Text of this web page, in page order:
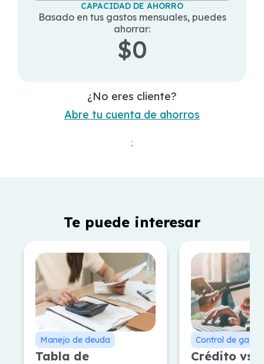
CAPACIDAD DE AHORRO
Basado en tus gastos mensuales, puedes
ahorrar:
$0
¿No eres cliente?
Abre tu cuenta de ahorros
;
Te puede interesar
Manejo de deuda
Tabla de
Control de
Crédito vs